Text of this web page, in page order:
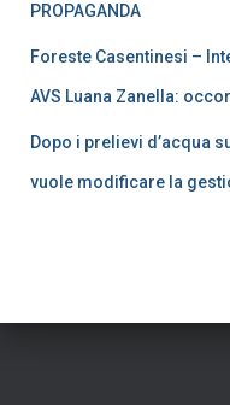
PROPAGANDA
Foreste Casentinesi –
AVS Luana Zanella:
Dopo i prelievi d’acqua
vuole modificare la